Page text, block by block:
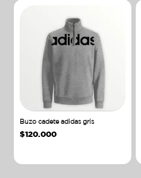
Buzo cadete adidas gris
$120.000